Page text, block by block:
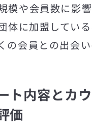
模や会員数に影
体に加盟してい
の会員との出会
ト内容とカ
価